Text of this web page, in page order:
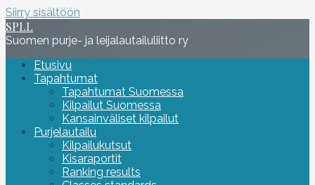
Siirry sisältöön
SPLL
Suomen purje- ja leijalautailuliitto ry
Etusivu
Tapahtumat
Tapahtumat Suomessa
Kilpailut Suomessa
Kansainväliset kilpailut
Purjelautailu
Kilpailukutsut
Kisaraportit
Ranking results